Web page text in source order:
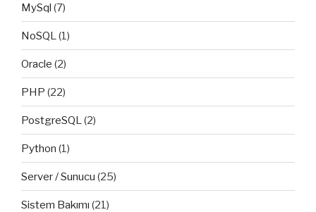
MySql (7)
NoSQL(1)
Oracle (2)
PHP (22)
PostgreSQL(2)
Python (1)
Server / Sunucu (25)
Sistem Bakımı (21)